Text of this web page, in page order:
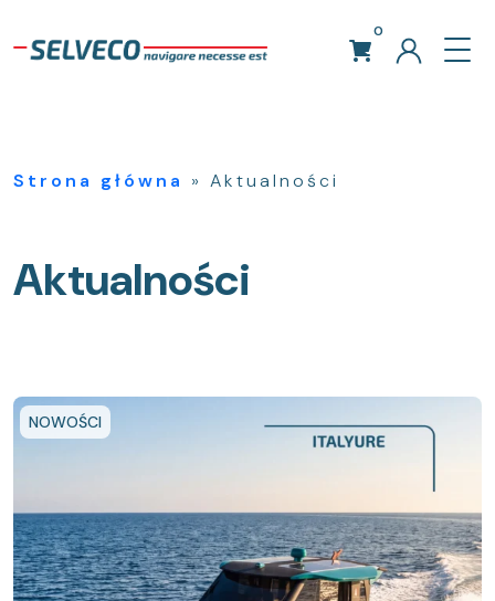
0
Strona główna » Aktualności
Aktualności
NOWOŚCI